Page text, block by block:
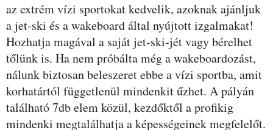
az extrém vízi sportokat kedvelik, azoknak ajánljuk
a jet-ski és a wakeboard által nyújtott izgalmakat!
Hozhatja magával a saját jet-ski-jét vagy bérelhet
tőlünk is. Ha nem próbálta még a wakeboardozást,
nálunk biztosan beleszeret ebbe a vízi sportba, amit
korhatártól függetlenül mindenkit űzhet. A pályán
található 7db elem közül, kezdőktől a profikig
mindenki megtalálhatja a képességeinek megfelelőt.